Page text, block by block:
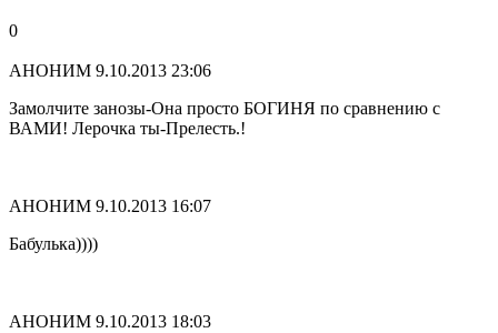
0
АНОНИМ 9.10.2013 23:06
Замолчите занозы-Она просто БОГИНЯ по сравнению с
ВАМИ! Лерочка ты-Прелесть.!
АНОНИМ 9.10.2013 16:07
Бабулька))))
АНОНИМ 9.10.2013 18:03